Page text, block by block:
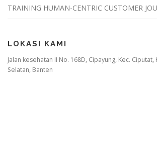
TRAINING HUMAN-CENTRIC CUSTOMER
LOKASI KAMI
Jalan kesehatan II No. 168D, Cipayung, Kec.
Selatan, Banten